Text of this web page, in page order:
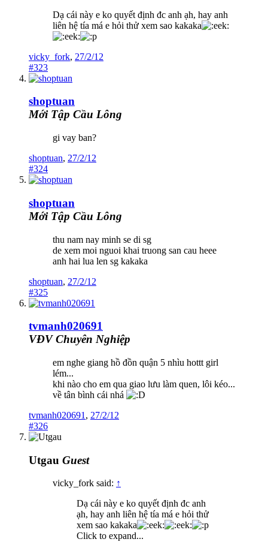
Dạ cái này e ko quyết định đc anh ạh, hay anh
liên hệ tía má e hỏi thử xem sao kakaka
vicky_fork, 27/2/12
#323
shoptuan
Mới Tập Cầu Lông
gi vay ban?
shoptuan, 27/2/12
#324
shoptuan
Mới Tập Cầu Lông
thu nam nay minh se di sg
de xem moi nguoi khai truong san cau heee
anh hai lua len sg kakaka
shoptuan, 27/2/12
#325
tvmanh020691
VĐV Chuyên Nghiệp
em nghe giang hồ đồn quận 5 nhìu hottt girl
lém...
khi nào cho em qua giao lưu làm quen, lôi kéo...
về tân bình cái nhá
tvmanh020691 , 27/2/12
#326
Utgau Guest
vicky_fork said: ↑
Dạ cái này e ko quyết định đc anh
ạh, hay anh liên hệ tía má e hỏi thử
xem sao kakaka
Click to expand...